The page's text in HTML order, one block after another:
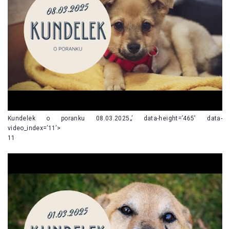
Kundelek o poranku 08.03.2025„’ data-height=’465′ data-
video_index=’11’>
11